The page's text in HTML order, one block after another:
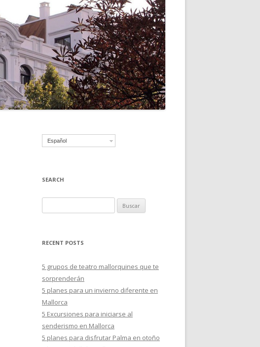
Español
SEARCH
u
c
r
RECENT POSTS
5 grupos de teatro mallorquines que te
sorprenderán
5 planes para un invierno diferente en
Mallorca
5 Excursiones para iniciarse al
senderismo en Mallorca
5 planes para disfrutar Palma en otoño